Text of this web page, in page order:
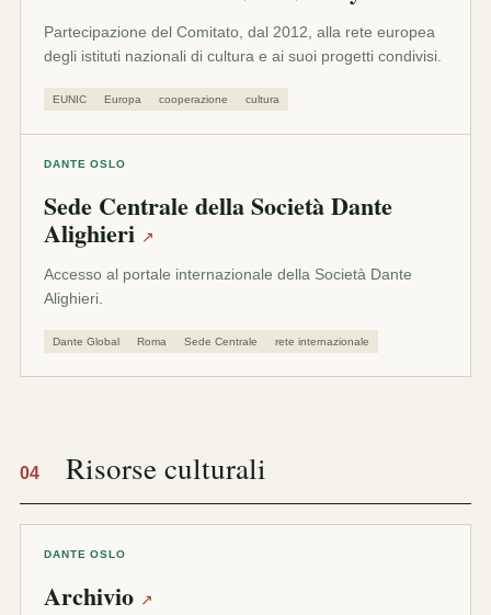
Partecipazione del Comitato, dal 2012, alla rete europea
degli istituti nazionali di cultura e ai suoi progetti condivisi.
EUNIC Europa cooperazione cultura
DANTE OSLO
Sede Centrale della Società Dante
Alighieri ↗
Accesso al portale internazionale della Società Dante
Alighieri.
Dante Global Roma Sede Centrale rete internazionale
04 Risorse culturali
DANTE OSLO
Archivio ↗